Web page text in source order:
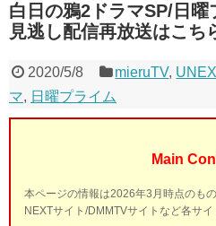
白日の鴉2ドラマSP/日
見逃し配信再放送はこち
2020/5/8 mieruTV,
マ, 日曜プライム
Main
本ページの情報は2026年3月時点のも
NEXTサイト/DMMTVサイトなど各サイ